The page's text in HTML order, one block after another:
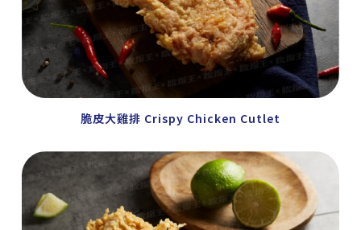
脆皮大雞排 Crispy Chicken Cutlet